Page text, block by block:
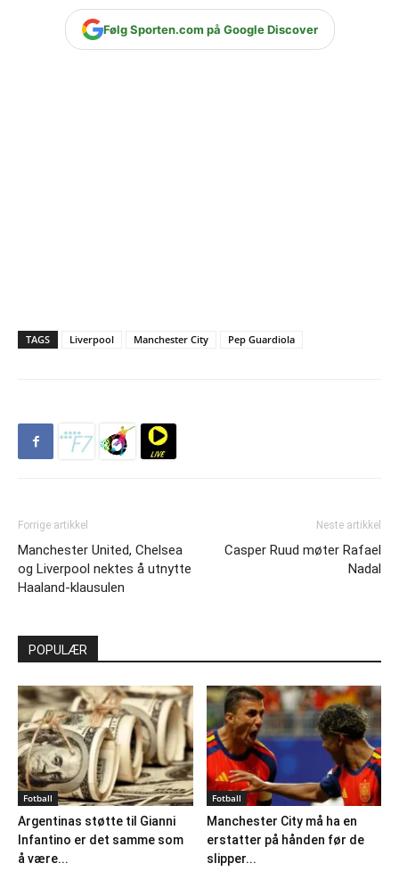
Følg Sporten.com på Google Discover
TAGS Liverpool Manchester City Pep Guardiola
Forrige artikkel
Manchester United, Chelsea
og Liverpool nektes å utnytte
Haaland-klausulen
Neste artikkel
Casper Ruud møter Rafael
Nadal
POPULÆR
Fotball
Argentinas støtte til Gianni
Infantino er det samme som
å være...
Fotball
Manchester City må ha en
erstatter på hånden før de
slipper...